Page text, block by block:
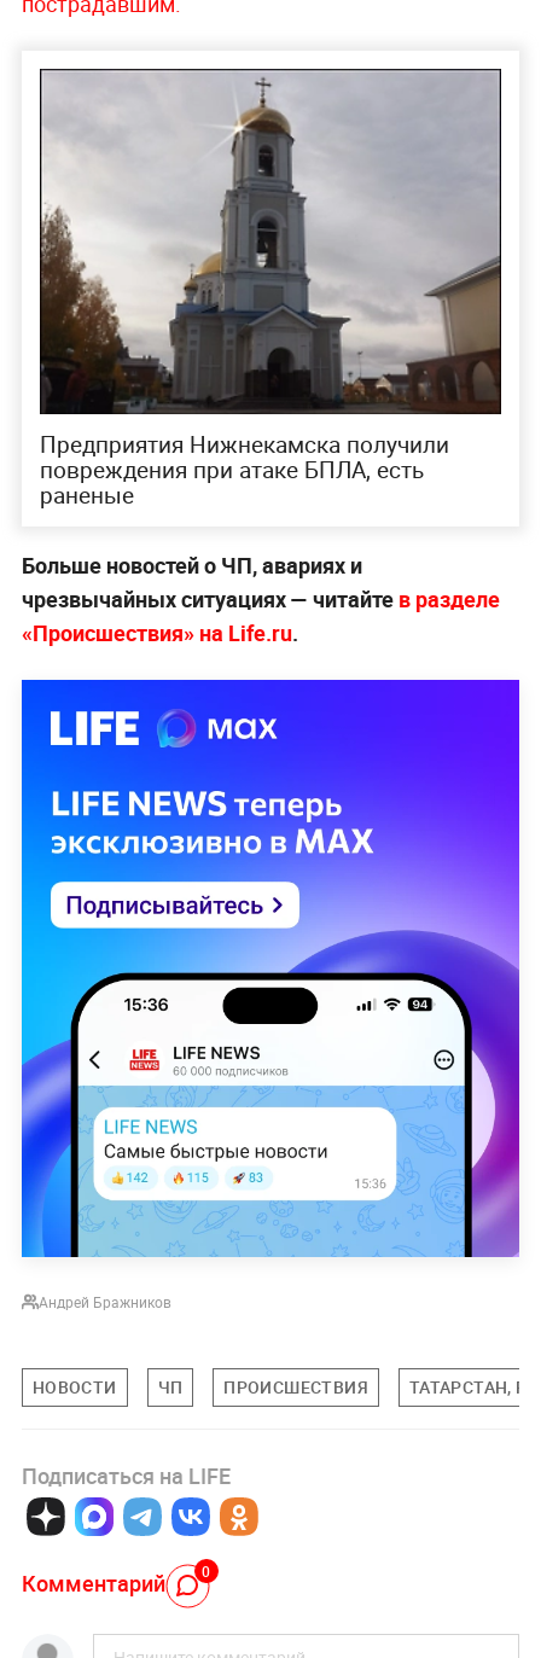
Предприятия Нижнекамска получили
повреждения при атаке БПЛА, есть
раненые
Больше новостей о ЧП, авариях и
чрезвычайных ситуациях — читайте в разделе
«Происшествия» на Life.ru.
Андрей Бражников
НОВОСТИ ЧП ПРОИСШЕСТВИЯ ТАТАРСТАН,
Подписаться на LIFE
Комментарий 0